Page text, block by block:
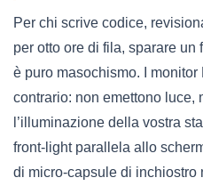
Per chi scrive codice,
per otto ore di fila, sparare
è puro masochismo. I monitor
contrario: non emettono luce,
l’illuminazione della vostra
front-light parallela allo
di micro-capsule di inchiostro